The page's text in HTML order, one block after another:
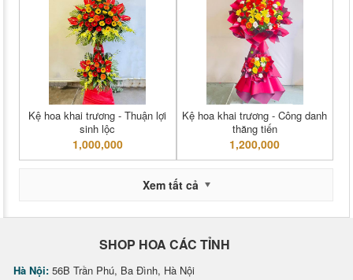
Kệ hoa khai trương - Thuận lợi
sinh lộc
1,000,000
Kệ hoa khai trương - Công danh
thăng tiến
1,200,000
Xem tất cả
SHOP HOA CÁC TỈNH
Hà Nội: 56B Trần Phú, Ba Đình, Hà Nội